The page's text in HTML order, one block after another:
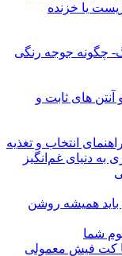
یا خزنده
چگونه جوجه رنگی
های ثابت و
انتخاب و تغذیه
دنیای غم‌انگیز
باید همیشه روشن
شما
کت فیش معمولی